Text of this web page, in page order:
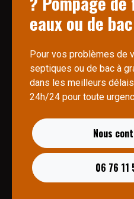
eaux ou de
Pour vos problèmes de
septiques ou de bac à
dans les meilleurs
24h/24 pour toute
Nous
06 76 11